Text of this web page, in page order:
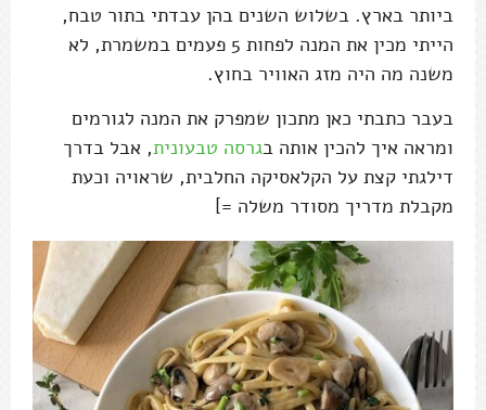
ביותר בארץ. בשלוש השנים בהן עבדתי בתור טבח,
הייתי מכין את המנה לפחות 5 פעמים במשמרת, לא
משנה מה היה מזג האוויר בחוץ.
בעבר כתבתי כאן מתכון שמפרק את המנה לגורמים
ומראה איך להכין אותה בגרסה טבעונית, אבל בדרך
דילגתי קצת על הקלאסיקה החלבית, שראויה וכעת
מקבלת מדריך מסודר משלה =]